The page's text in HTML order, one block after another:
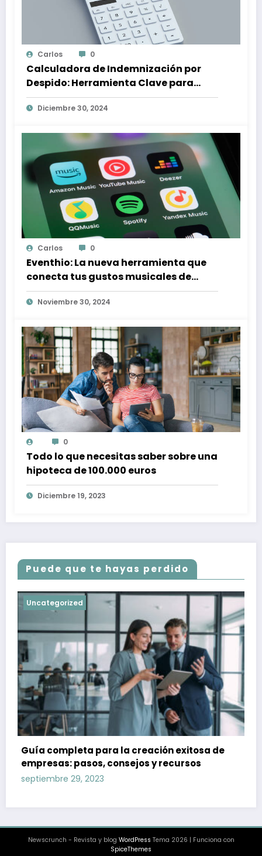
Carlos 0
Calculadora de Indemnización por
Despido: Herramienta Clave para
Proteger tus Derechos Laborales
Diciembre 30, 2024
Carlos 0
Eventhio: La nueva herramienta que
conecta tus gustos musicales de
Spotify con conciertos en tu zona
Noviembre 30, 2024
0
Todo lo que necesitas saber sobre una
hipoteca de 100.000 euros
Diciembre 19, 2023
Puede que te hayas perdido
Uncategorized
Guía completa para la creación exitosa de
empresas: pasos, consejos y recursos
septiembre 29, 2023
Newscrunch - Revista y blog WordPress Tema 2026 | Funciona con
SpiceThemes